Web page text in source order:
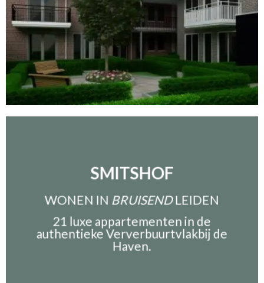
SMITSHOF
WONEN IN BRUISENDLEIDEN
21 luxe appartementen in de
authentieke Ververbuurtvlakbij de
Haven.